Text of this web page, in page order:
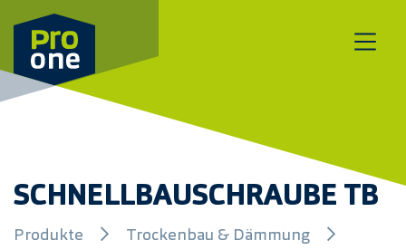
Zum Inhalt springen
SCHNELLBAUSCHRAUBE TB
Produkte
Trockenbau & Dämmung